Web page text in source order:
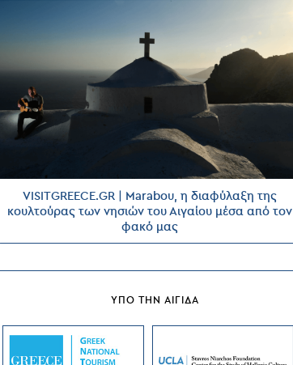
VISITGREECE.GR | Marabou, η διαφύλαξη της
κουλτούρας των νησιών του Αιγαίου μέσα από τον
φακό μας
ΥΠΟ ΤΗΝ ΑΙΓΙΔΑ